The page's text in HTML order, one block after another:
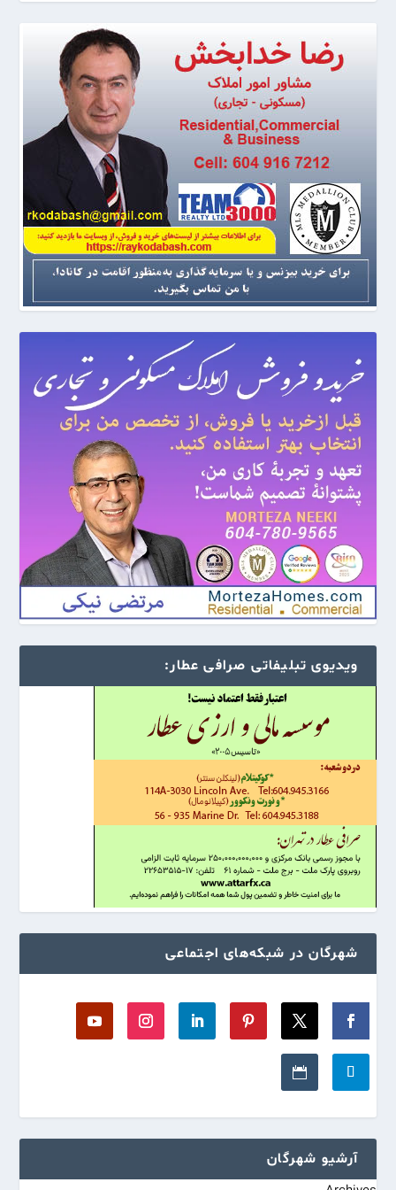
ویدیوی تبلیفاتی صرافی عطار:
شهرگان در شبکه‌های اجتماعی
آرشیو شهرگان